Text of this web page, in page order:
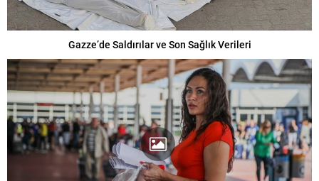
Gazze’de Saldırılar ve Son Sağlık Verileri